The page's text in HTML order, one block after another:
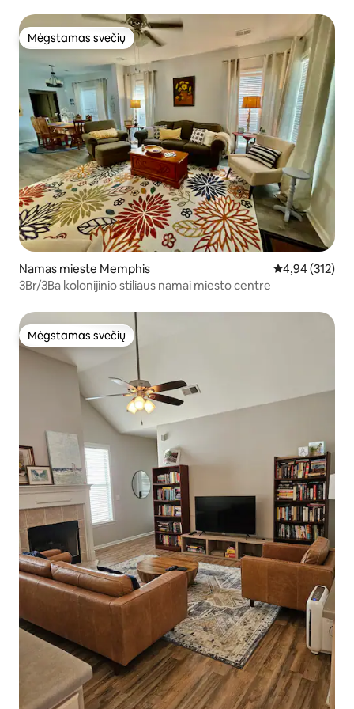
Mėgstamas svečių
Mėgstamas svečių
Namas mieste Memphis Vidutinis
4,94 (312)
3Br/3Ba kolonijinio stiliaus namai miesto centre
Mėgstamas svečių
Mėgstamas svečių